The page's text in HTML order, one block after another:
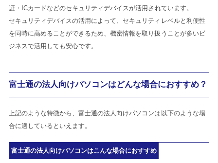
証・ICカードなどのセキュリティデバイスが活用されています。
セキュリティデバイスの活用によって、セキュリティレベルと利便性
を同時に高めることができるため、機密情報を取り扱うことが多いビ
ジネスで活用しても安心です。
富士通の法人向けパソコンはどんな場合におすすめ？
上記のような特徴から、富士通の法人向けパソコンは以下のような場
合に適しているといえます。
富士通の法人向けパソコンはこんな場合におすすめ